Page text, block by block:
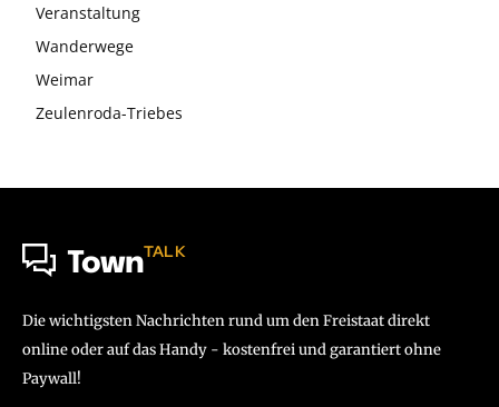
Veranstaltung
Wanderwege
Weimar
Zeulenroda-Triebes
TownTALK
Die wichtigsten Nachrichten rund um den Freistaat direkt
online oder auf das Handy - kostenfrei und garantiert ohne
Paywall!